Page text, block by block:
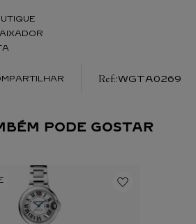
:WGTA0269
PODE GOSTAR